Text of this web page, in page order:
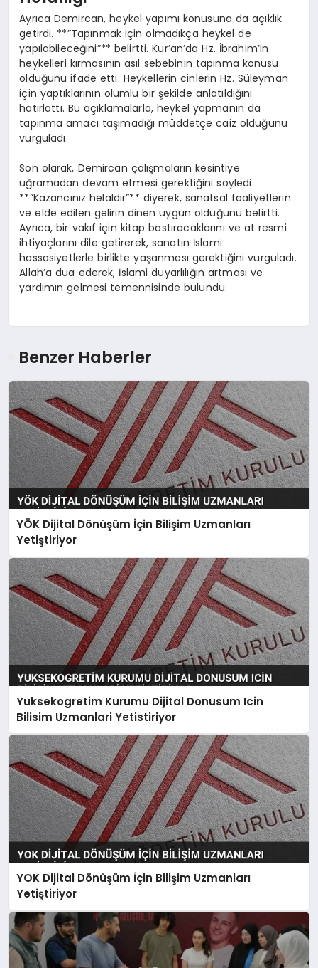
Ayrıca Demircan, heykel yapımı konusuna da açıklık
getirdi. **”Tapınmak için olmadıkça heykel de
yapılabileceğini”** belirtti. Kur’an’da Hz. İbrahim’in
heykelleri kırmasının asıl sebebinin tapınma konusu
olduğunu ifade etti. Heykellerin cinlerin Hz. Süleyman
için yaptıklarının olumlu bir şekilde anlatıldığını
hatırlattı. Bu açıklamalarla, heykel yapmanın da
tapınma amacı taşımadığı müddetçe caiz olduğunu
vurguladı.
Son olarak, Demircan çalışmaların kesintiye
uğramadan devam etmesi gerektiğini söyledi.
**”Kazancınız helaldir”** diyerek, sanatsal faaliyetlerin
ve elde edilen gelirin dinen uygun olduğunu belirtti.
Ayrıca, bir vakıf için kitap bastıracaklarını ve at resmi
ihtiyaçlarını dile getirerek, sanatın İslami
hassasiyetlerle birlikte yaşanması gerektiğini vurguladı.
Allah’a dua ederek, İslami duyarlılığın artması ve
yardımın gelmesi temennisinde bulundu.
Benzer Haberler
YÖK Dijital Dönüşüm İçin Bilişim Uzmanları
Yetiştiriyor
Yuksekogretim Kurumu Dijital Donusum Icin
Bilisim Uzmanlari Yetistiriyor
YOK Dijital Dönüşüm İçin Bilişim Uzmanları
Yetiştiriyor